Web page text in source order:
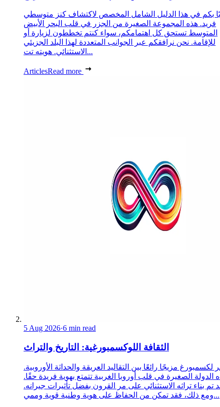
بكم في هذا الدليل الشامل المخصص لاكتشاف كنز متوسطي
فريد. هذه المجموعة الصغيرة من الجزر في قلب البحر الأبيض
المتوسط تستحق كل اهتمامكم، سواء كنتم تخططون لزيارة أو
للإقامة. نحن نرافقكم عبر الجوانب المتعددة لهذا البلد الجزيئي
الاستثنائي. هويته تت...
ArticlesRead more
5 Aug 2026·6 min read
الثقافة اللوكسمبورغية: التاريخ والتراث
لكسمبورغ مزيجًا رائعًا بين التقاليد العريقة والحداثة الأوروبية.
الدولة الصغيرة في قلب أوروبا الغربية تتمتع بهوية فريدة حقًا.
تم بناء تراثه الاستثنائي على مر القرون بفضل تأثيرات جيرانه.
ومع ذلك، فقد تمكن من الحفاظ على هوية وطنية قوية وممي...